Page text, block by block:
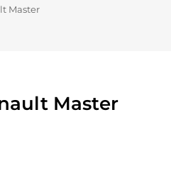
Master
Master